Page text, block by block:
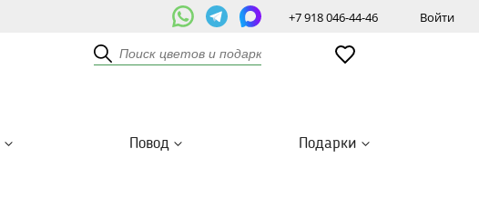
+7 918 046-44-46 Войти
Повод Подарки